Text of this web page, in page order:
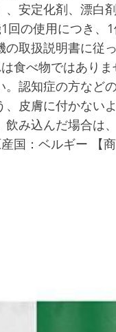
安定化剤、漂白
の使用につき、
取扱説明書に従
食べ物ではあり
認知症の方など
皮膚に付かない
み込んだ場合は
国：ベルギー 【